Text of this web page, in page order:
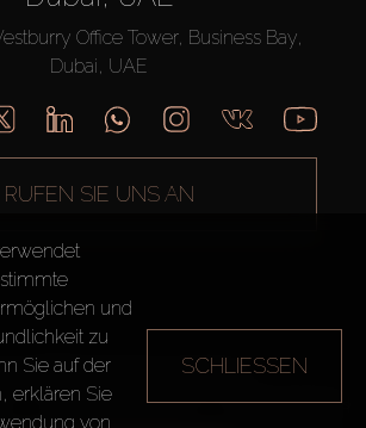
Office Tower, Business Bay,
Dubai, UAE
RUFEN SIE UNS AN
©2026 Alle Rechte vorbehalten
Datenschutzrichtlinie Seitenverzeichnis
und
zu
Sie auf der
erklären Sie
von
SCHLIESSEN